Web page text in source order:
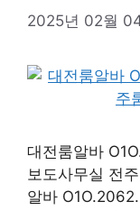
2025년 02월
대전룸알바
보도사무실 전
알바